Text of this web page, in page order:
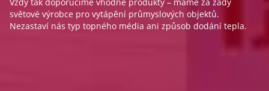
světové výrobce pro vytápění průmyslových objektů.
Nezastaví nás typ topného média ani způsob dodání tepla.
výzev. Používáme nejmodernější metody a výpočty k nalezení
správného řešení.
vytápění od 4heat stojí mnohaleté zkušenosti s topenařinou a
50 let vývoje a výroby plynových ohřívačů vzduchu.